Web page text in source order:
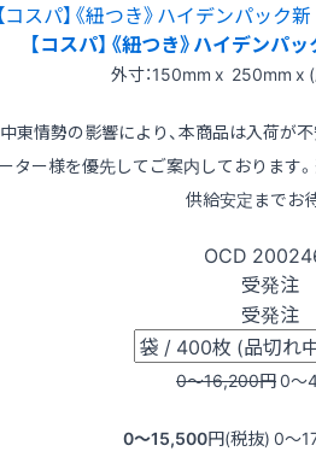
【コスパ】《紐つき》ハイデン
外寸：150mm x 250mm x
東情勢の影響により、本商品は入荷が
ター様を優先してご案内しております
供給安定までお
OCD
受発注
受発注
0〜16,200円0〜
0〜15,500円(税抜) 0〜